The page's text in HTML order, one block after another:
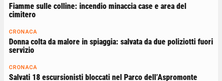
Fiamme sulle colline: incendio minaccia case e area del
cimitero
CRONACA
Donna colta da malore in spiaggia: salvata da due poliziotti fuori
servizio
CRONACA
Salvati 18 escursionisti bloccati nel Parco dell’Aspromonte